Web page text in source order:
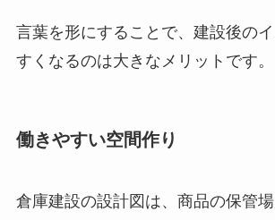
言葉を形にすることで、建設後の
すくなるのは大きなメリットです。
働きやすい空間作り
倉庫建設の設計図は、商品の保管